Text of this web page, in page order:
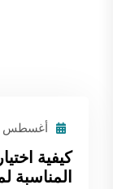
أغسطس 2, 2024
كيفية